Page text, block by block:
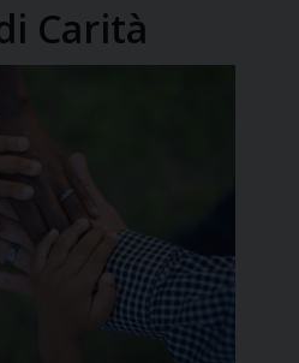
Carità